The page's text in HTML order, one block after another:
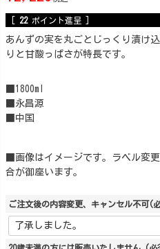
22 ポイント進呈 ]
あんずの実を丸ごとじっくり漬け
りと甘酸っぱさが特長です。
■1800ml
■永昌源
■中国
■画像はイメージです。ラベル変
合が御座います。
ご注文後の内容変更、キャンセル不可(